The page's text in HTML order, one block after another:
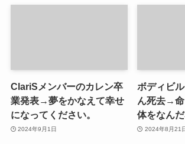
ClariSメンバーのカレン卒
業発表→夢をかなえて幸せ
になってください。
2024年9月1日
ボディビ
ん死去→
体をなん
2024年8月21